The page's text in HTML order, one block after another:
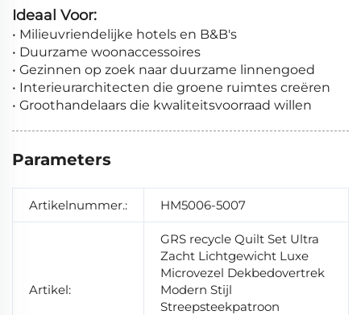
Ideaal Voor:
• Milieuvriendelijke hotels en B&B's
• Duurzame woonaccessoires
• Gezinnen op zoek naar duurzame linnengoed
• Interieurarchitecten die groene ruimtes creëren
• Groothandelaars die kwaliteitsvoorraad willen
Parameters
Artikelnummer.: HM5006-5007
Artikel:
GRS recycle Quilt Set Ultra
Zacht Lichtgewicht Luxe
Microvezel Dekbedovertrek
Modern Stijl
Streepsteekpatroon